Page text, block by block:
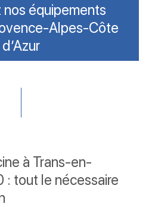
équipements
Alpes-Côte
d’Azur
à Trans-en-
: tout le nécessaire